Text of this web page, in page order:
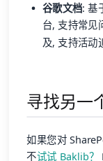
谷歌文档: 基
台, 支持常见
及, 支持活动
寻找另一
如果您对
不试试 Baklib？